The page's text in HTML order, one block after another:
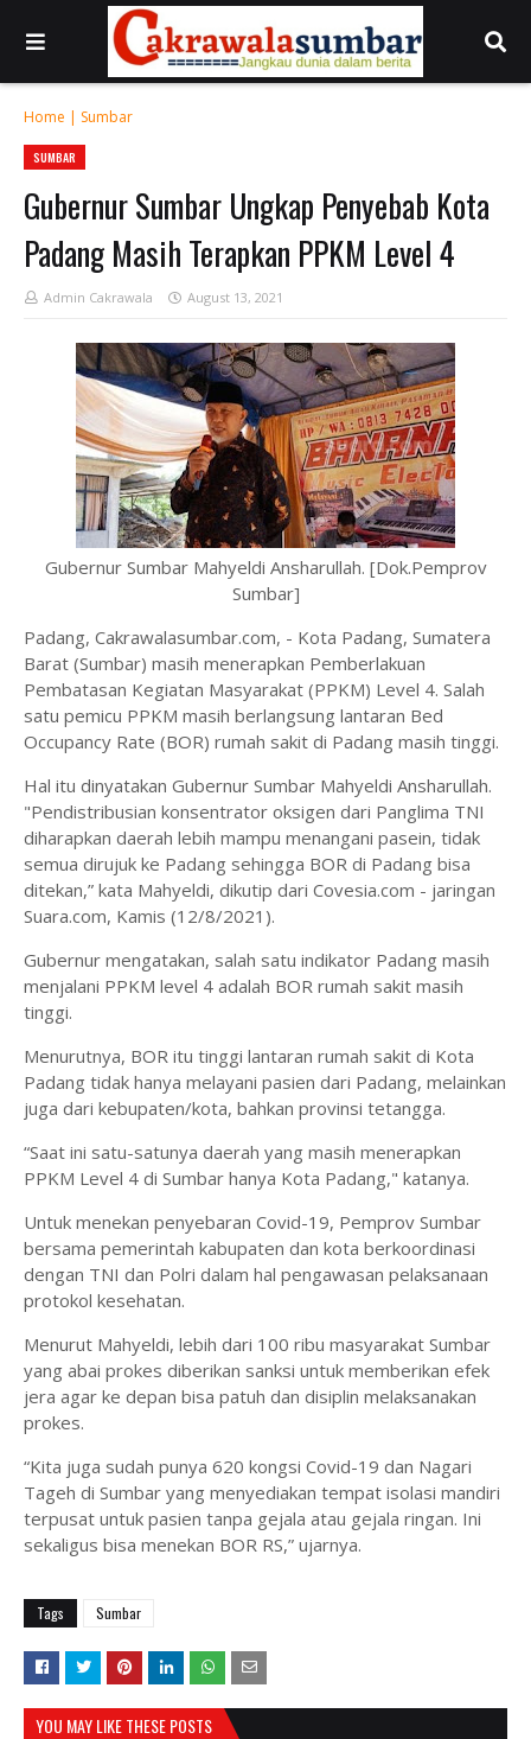
Home | Sumbar
SUMBAR
Gubernur Sumbar Ungkap Penyebab Kota
Padang Masih Terapkan PPKM Level 4
Admin Cakrawala August 13, 2021
Gubernur Sumbar Mahyeldi Ansharullah. [Dok.Pemprov
Sumbar]
Padang, Cakrawalasumbar.com, - Kota Padang, Sumatera
Barat (Sumbar) masih menerapkan Pemberlakuan
Pembatasan Kegiatan Masyarakat (PPKM) Level 4. Salah
satu pemicu PPKM masih berlangsung lantaran Bed
Occupancy Rate (BOR) rumah sakit di Padang masih tinggi.
Hal itu dinyatakan Gubernur Sumbar Mahyeldi Ansharullah.
"Pendistribusian konsentrator oksigen dari Panglima TNI
diharapkan daerah lebih mampu menangani pasein, tidak
semua dirujuk ke Padang sehingga BOR di Padang bisa
ditekan,” kata Mahyeldi, dikutip dari Covesia.com - jaringan
Suara.com, Kamis (12/8/2021).
Gubernur mengatakan, salah satu indikator Padang masih
menjalani PPKM level 4 adalah BOR rumah sakit masih
tinggi.
Menurutnya, BOR itu tinggi lantaran rumah sakit di Kota
Padang tidak hanya melayani pasien dari Padang, melainkan
juga dari kebupaten/kota, bahkan provinsi tetangga.
“Saat ini satu-satunya daerah yang masih menerapkan
PPKM Level 4 di Sumbar hanya Kota Padang," katanya.
Untuk menekan penyebaran Covid-19, Pemprov Sumbar
bersama pemerintah kabupaten dan kota berkoordinasi
dengan TNI dan Polri dalam hal pengawasan pelaksanaan
protokol kesehatan.
Menurut Mahyeldi, lebih dari 100 ribu masyarakat Sumbar
yang abai prokes diberikan sanksi untuk memberikan efek
jera agar ke depan bisa patuh dan disiplin melaksanakan
prokes.
“Kita juga sudah punya 620 kongsi Covid-19 dan Nagari
Tageh di Sumbar yang menyediakan tempat isolasi mandiri
terpusat untuk pasien tanpa gejala atau gejala ringan. Ini
sekaligus bisa menekan BOR RS,” ujarnya.
Tags Sumbar
YOU MAY LIKE THESE POSTS